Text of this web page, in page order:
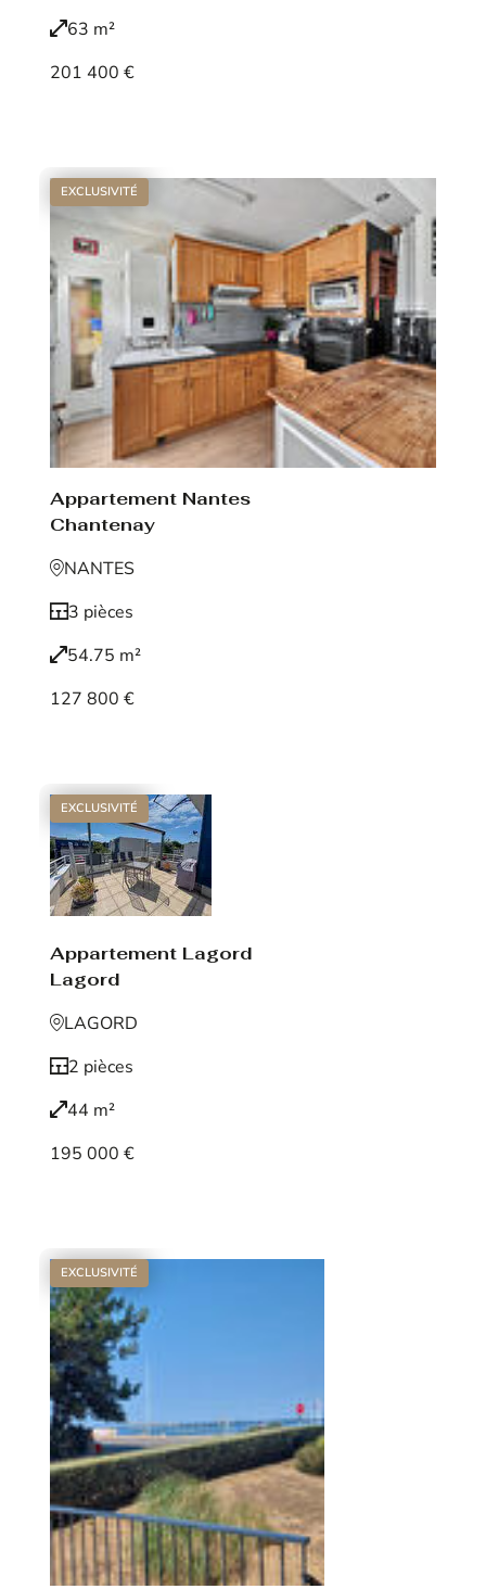
63 m²
201 400 €
EXCLUSIVITÉ
Appartement Nantes
Chantenay
NANTES
3 pièces
54.75 m²
127 800 €
EXCLUSIVITÉ
Appartement Lagord
Lagord
LAGORD
2 pièces
44 m²
195 000 €
EXCLUSIVITÉ